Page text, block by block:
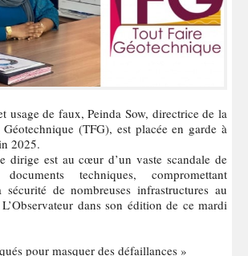
(TFG), est placée en garde à
2025.
dirige est au cœur d’un vaste scandale de
techniques, compromettant
sécurité de nombreuses infrastructures au
dans son édition de ce mardi
pour masquer des défaillances »